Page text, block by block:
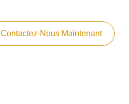
Contactez-Nous Maintenant